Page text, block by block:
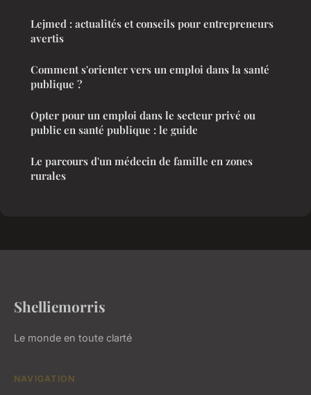
Lejmed : actualités et conseils pour entrepreneurs
avertis
Comment s'orienter vers un emploi dans la santé
publique ?
Opter pour un emploi dans le secteur privé ou
public en santé publique : le guide
Le parcours d'un médecin de famille en zones
rurales
Shelliemorris
Le monde en toute clarté
NAVIGATION